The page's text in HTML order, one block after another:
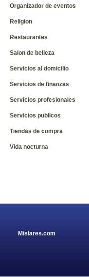
Organizador de eventos
Religion
Restaurantes
Salon de belleza
Servicios al domicilio
Servicios de finanzas
Servicios profesionales
Servicios publicos
Tiendas de compra
Vida nocturna
Mislares.com